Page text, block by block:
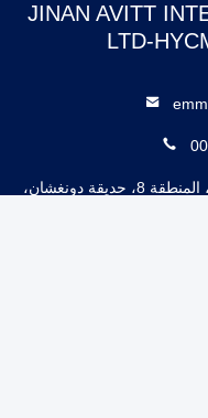
JINAN AVITT
LTD-
رقم 218-1، المبنى 8، المبنى الشامل، المنطقة 8، حديقة دونغشان،